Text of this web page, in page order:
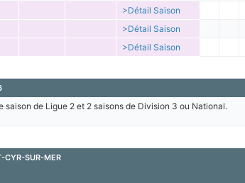
>Détail Saison
>Détail Saison
>Détail Saison
de Ligue 2 et 2 saisons de Division 3 ou National.
CYR-SUR-MER